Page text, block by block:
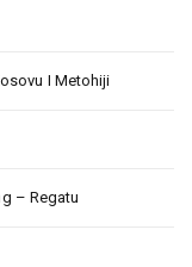
I Metohiji
– Regatu